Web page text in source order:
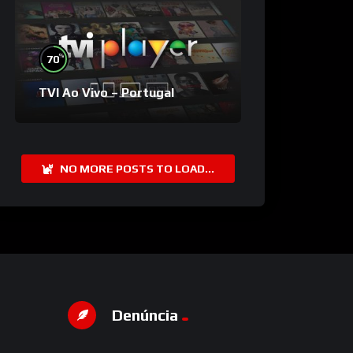
70%
TVI Ao Vivo – Portugal
NO MORE POSTS TO LOAD...
Denúncia